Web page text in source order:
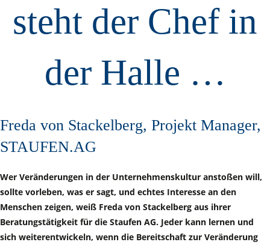
steht der Chef in
der Halle …
Freda von Stackelberg, Projekt Manager,
STAUFEN.AG
Wer Veränderungen in der Unternehmenskultur anstoßen will,
sollte vorleben, was er sagt, und echtes Interesse an den
Menschen zeigen, weiß Freda von Stackelberg aus ihrer
Beratungstätigkeit für die Staufen AG. Jeder kann lernen und
sich weiterentwickeln, wenn die Bereitschaft zur Veränderung